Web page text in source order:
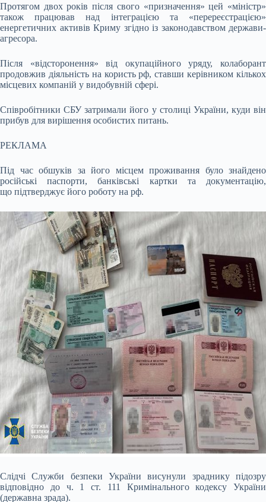
Протягом двох років після свого «призначення» цей «міністр»
також працював над інтеграцією та «перереєстрацією»
енергетичних активів Криму згідно із законодавством держави-
агресора.
Після «відсторонення» від окупаційного уряду, колаборант
продовжив діяльність на користь рф, ставши керівником кількох
місцевих компаній у видобувній сфері.
Співробітники СБУ затримали його у столиці України, куди він
прибув для вирішення особистих питань.
РЕКЛАМА
Під час обшуків за його місцем проживання було знайдено
російські паспорти, банківські картки та документацію,
що підтверджує його роботу на рф.
Слідчі Служби безпеки України висунули зраднику підозру
відповідно до ч. 1 ст. 111 Кримінального кодексу України
(державна зрада).